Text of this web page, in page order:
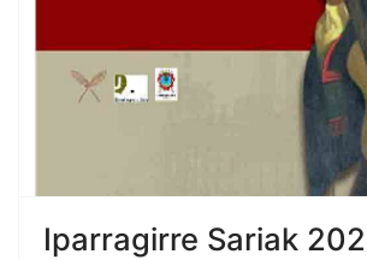
Iparragirre Sariak